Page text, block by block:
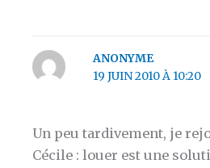
ANONYME
19 JUIN 2010 À 10:20
Un peu tardivement, je
Cécile : louer est une